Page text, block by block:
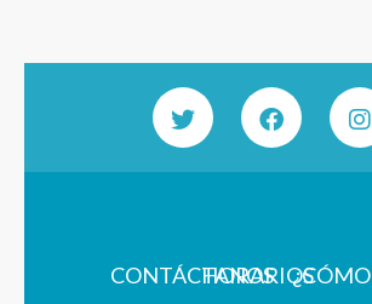
CONTÁCTANOS
HORARIOS¿CÓMO